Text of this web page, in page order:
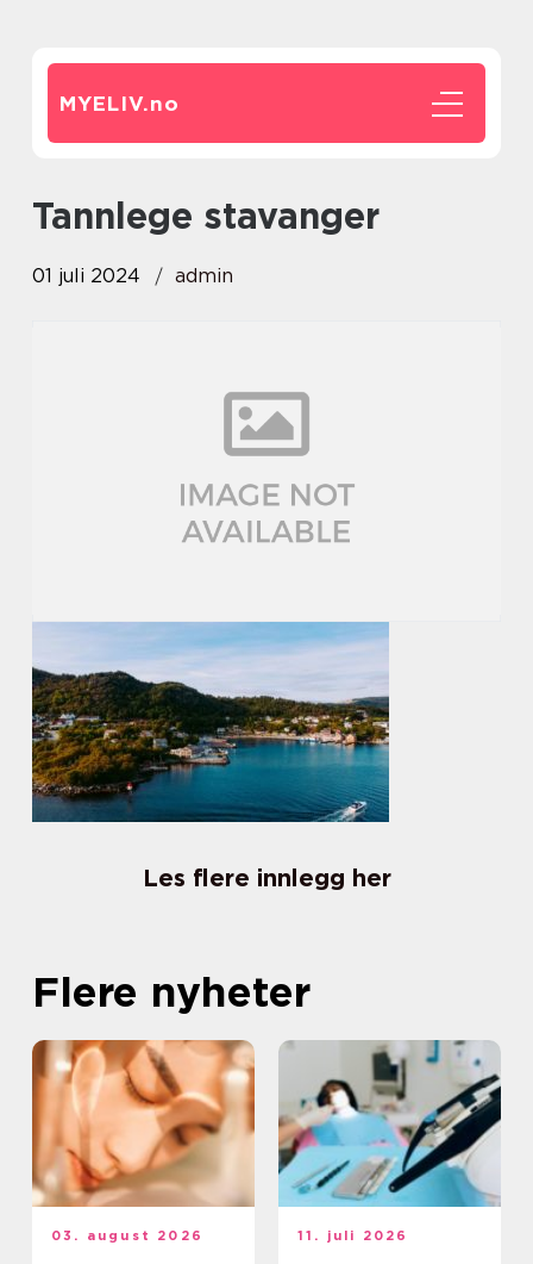
MYELIV.no
tannlege stavanger
01 juli 2024 admin
Les flere innlegg her
Flere nyheter
03. august 2026 11. juli 2026